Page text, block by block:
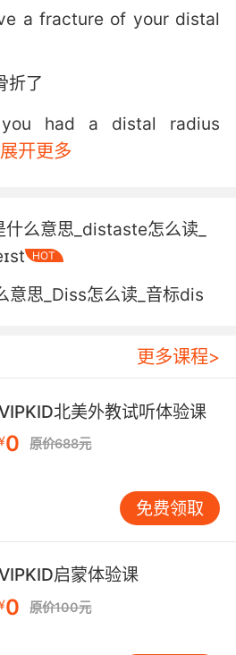
a fracture of your distal
折了
had a distal radius
his distal radius
碎性骨折了
梢
course and speed.
线
and sensation in the
知觉
statinsky and backfill
展开更多
么意思_distaste怎么读_
HOT
意思_Diss怎么读_音标dis
更多课程>
北美外教试听体验课
0 原价688元
免费领取
启蒙体验课
0 原价100元